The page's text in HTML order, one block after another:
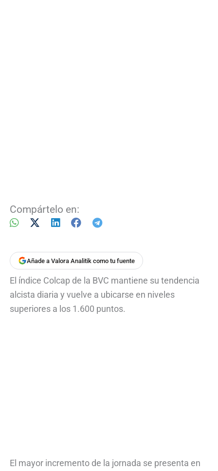
Compártelo en:
Añade a Valora Analitik como tu fuente
El índice Colcap de la BVC mantiene su tendencia
alcista diaria y vuelve a ubicarse en niveles
superiores a los 1.600 puntos.
El mayor incremento de la jornada se presenta en